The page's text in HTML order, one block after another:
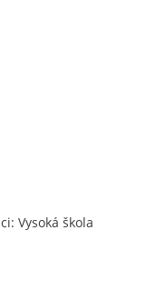
Vysoká škola